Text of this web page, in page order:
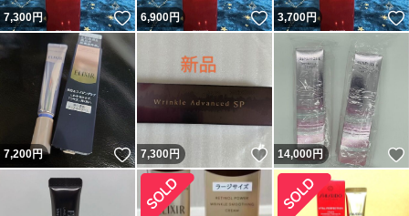
7,300円 いいね！
6,900円 いいね！
3,700円
7,200円 いいね！
7,300円 いいね！
14,000円